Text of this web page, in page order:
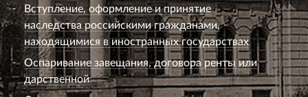
Российской Федерации срок подачи
апелляционной жалобы, пропущенный по
причинам, не зависящим от лица, обратившегося с
такой жалобой, в том числе в связи с отсутствием у
него сведений об обжалуемом судебном акте, по
ходатайству указанного лица может быть